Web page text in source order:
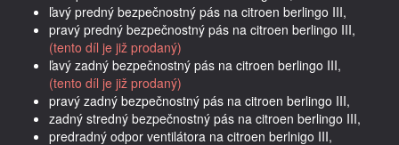
ľavý predný bezpečnostný pás na citroen berlingo III,
pravý predný bezpečnostný pás na citroen berlingo III,
(tento díl je již prodaný)
ľavý zadný bezpečnostný pás na citroen berlingo III,
(tento díl je již prodaný)
pravý zadný bezpečnostný pás na citroen berlingo III,
zadný stredný bezpečnostný pás na citroen berlingo III,
predradný odpor ventilátora na citroen berlnigo III,